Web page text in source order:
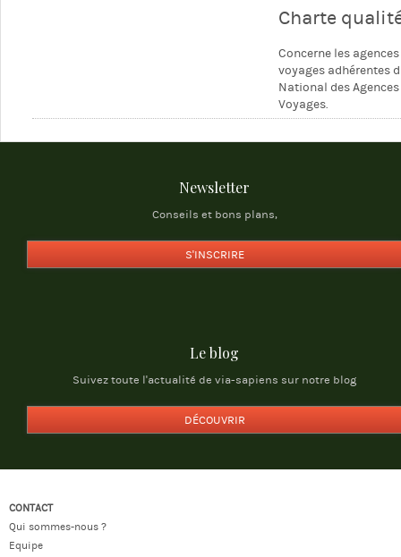
Charte
Concerne les
voyages adhérentes
National des
Voyages.
Newsletter
Conseils et bons plans,
S'INSCRIRE
Le blog
Suivez toute l'actualité de via-sapiens sur notre blog
DÉCOUVRIR
CONTACT
Qui sommes-nous ?
Equipe